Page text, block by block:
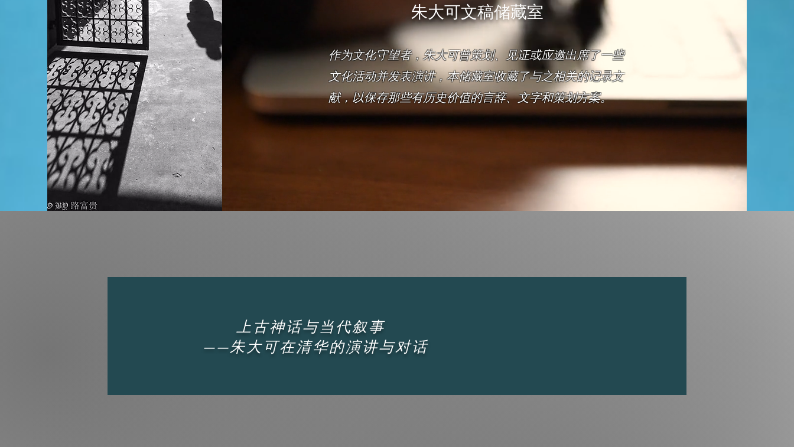
朱大可文稿储藏室
作为文化守望者，朱大可曾策划、见证或应邀出席了一些
文化活动并发表演讲，本储藏室收藏了与之相关的记录文
献，以保存那些有历史价值的言辞、文字和策划方案。
上古神话与当代叙事
——朱大可在清华的演讲与对话